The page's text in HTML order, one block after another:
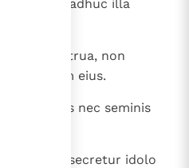
eius, adhuc illa
menstrua, non
foeditatem eius.
non coibis nec seminis
ut consecretur idolo